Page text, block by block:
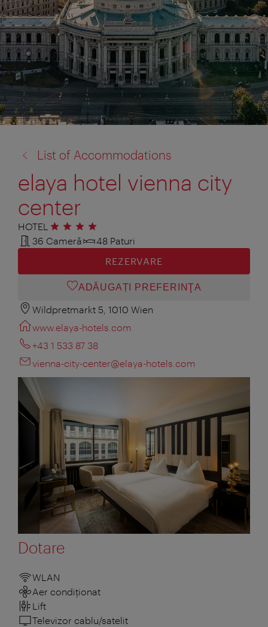
la:
List of Accommodations
elaya hotel vienna city
center
HOTEL 4 stele
36 Cameră
48 Paturi
REZERVARE
ADĂUGAȚI PREFERINŢA
Wildpretmarkt 5, 1010 Wien
www.elaya-hotels.com
+43 1 533 87 38
vienna-city-center@elaya-hotels.com
Dotare
WLAN
Aer condiționat
Lift
Televizor cablu/satelit